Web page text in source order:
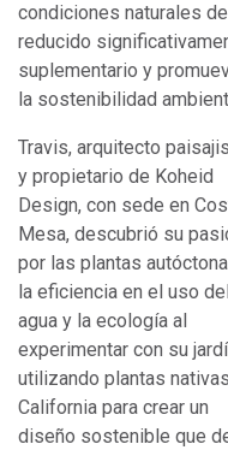
condiciones naturales
reducido
suplementario y
la sostenibilidad
Travis, arquitecto
y propietario de Koheid
Design, con sede en
Mesa, descubrió su
por las plantas
la eficiencia en el uso
agua y la ecología al
experimentar con su
utilizando plantas
California para crear un
diseño sostenible que